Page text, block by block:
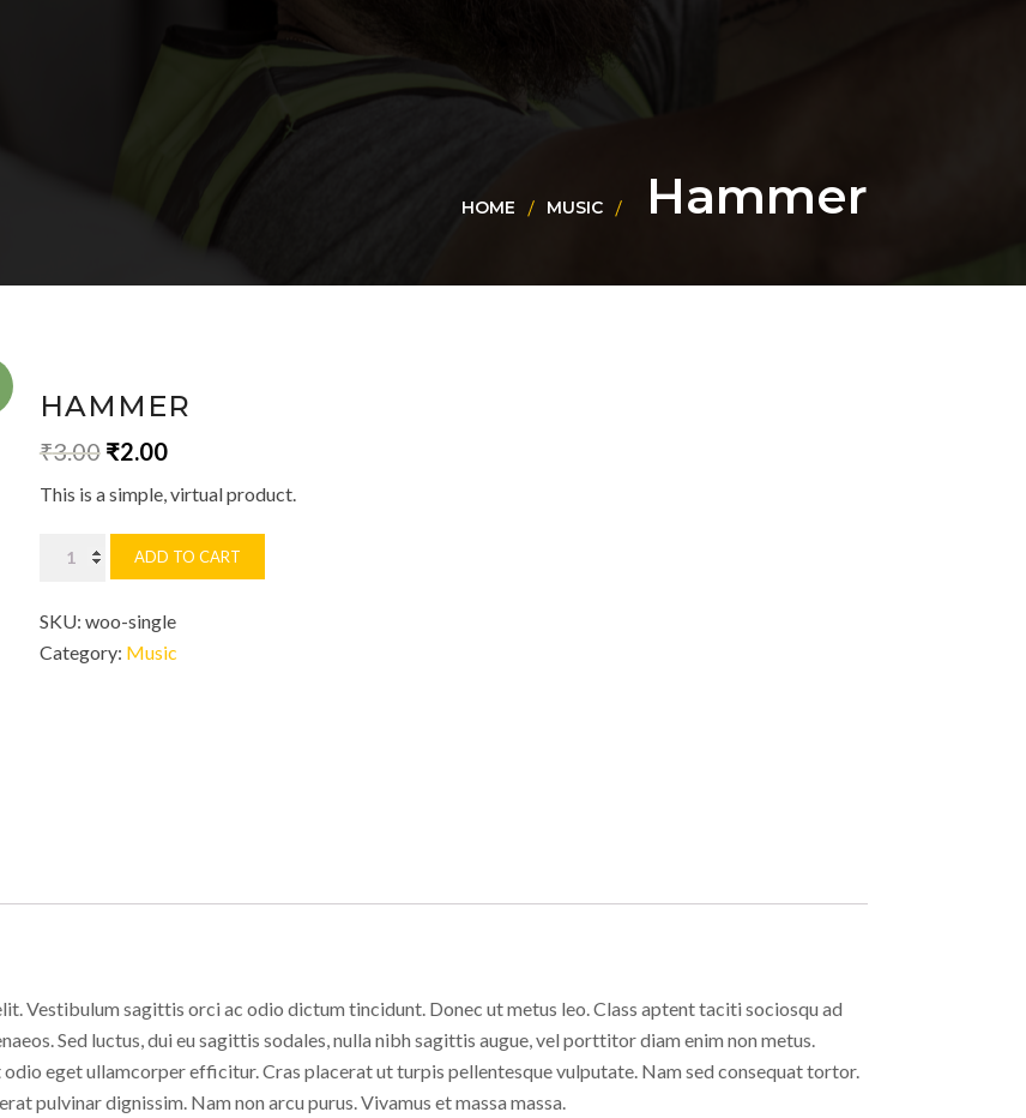
HOME MUSIC Hammer
HAMMER
₹3.00 ₹2.00
This is a simple, virtual product.
Hammer
ADD TO CART
SKU: woo-single
Category: Music
Vestibulum sagittis orci ac odio dictum tincidunt. Donec ut metus leo. Class aptent taciti sociosqu ad
Sed luctus, dui eu sagittis sodales, nulla nibh sagittis augue, vel porttitor diam enim non metus.
eget ullamcorper efficitur. Cras placerat ut turpis pellentesque vulputate. Nam sed consequat tortor.
pulvinar dignissim. Nam non arcu purus. Vivamus et massa massa.